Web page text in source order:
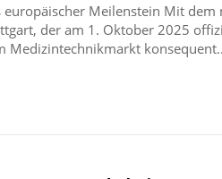
Meilenstein Mit dem
der am 1. Oktober 2025
Medizintechnikmarkt